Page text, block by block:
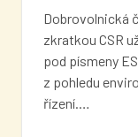
Dobrovolnická
zkratkou CSR
pod písmeny
z pohledu
řízení.…